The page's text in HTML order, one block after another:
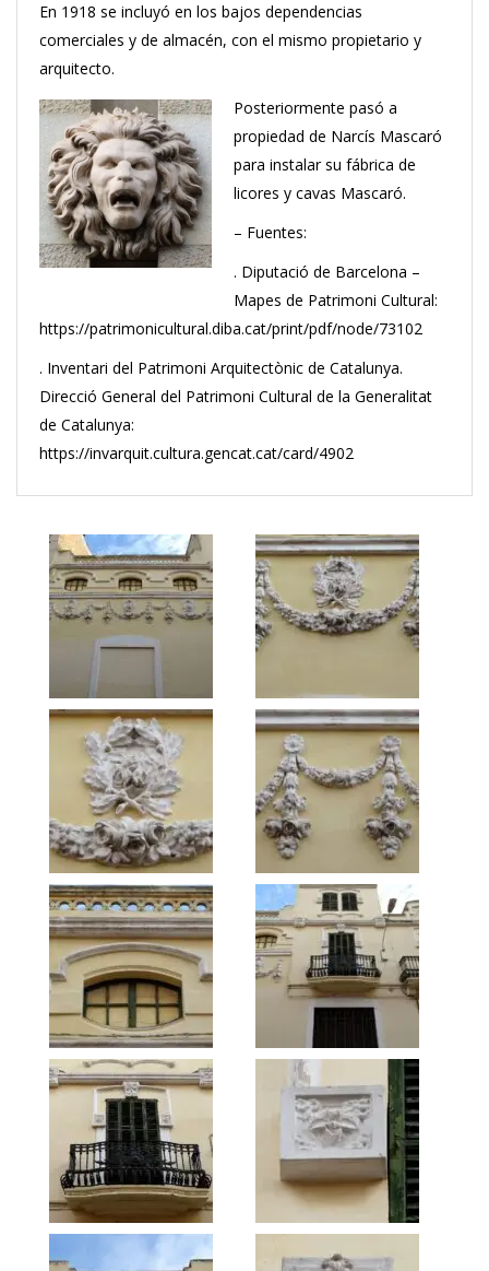
En 1918 se incluyó en los bajos dependencias
comerciales y de almacén, con el mismo propietario y
arquitecto.
Posteriormente pasó a
propiedad de Narcís Mascaró
para instalar su fábrica de
licores y cavas Mascaró.
– Fuentes:
. Diputació de Barcelona –
Mapes de Patrimoni Cultural:
https://patrimonicultural.diba.cat/print/pdf/node/73102
. Inventari del Patrimoni Arquitectònic de Catalunya.
Direcció General del Patrimoni Cultural de la Generalitat
de Catalunya:
https://invarquit.cultura.gencat.cat/card/4902